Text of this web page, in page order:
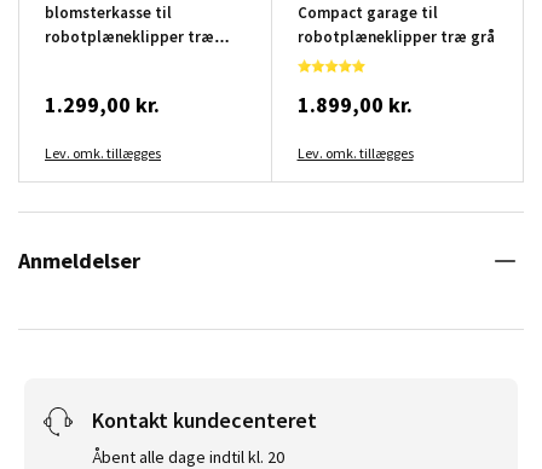
blomsterkasse til
robotplæneklipper træ
1.299,00 kr.
Lev. omk. tillægges
Compact garage til
robotplæneklipper træ grå
1.899,00 kr.
Lev. omk. tillægges
Anmeldelser
Kontakt kundecenteret
Åbent alle dage indtil kl. 20